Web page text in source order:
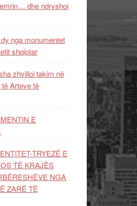
dhe ndryshoi
nga monumentet
shqiptar
zhvilloi takim në
Arteve të
E
TRYEZË E
TË KRAJËS
NGA
ZARË TË